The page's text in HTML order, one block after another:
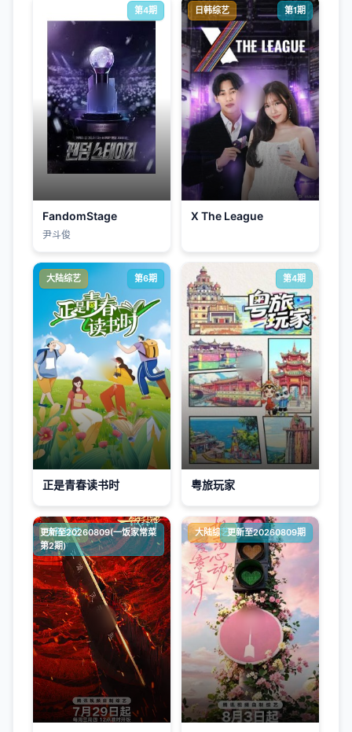
第4期
FandomStage
尹斗俊
日韩综艺 第1期
X The League
大陆综艺 第6期
正是青春读书时
第4期
粤旅玩家
大陆综艺
更新至20260809(一饭家常菜
第2期)
大陆综艺更新至20260809期